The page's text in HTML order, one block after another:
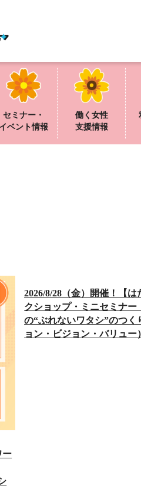
セミナー・
イベント情報
働く女性
支援情報
ー
2026/8/28（金）開催！【
クショップ・ミニセミナー
の“ぶれないワタシ”のつ
ョン・ビジョン・バリュー